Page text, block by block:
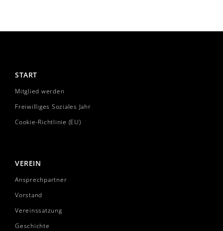
START
Mitglied werden
Freiwilliges Soziales Jahr
Cookie-Richtlinie (EU)
VEREIN
Ansprechpartner
Vorstand
Vereinssatzung
Geschichte